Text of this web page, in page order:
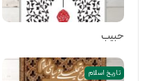
حبیب
تاریخ اسلام